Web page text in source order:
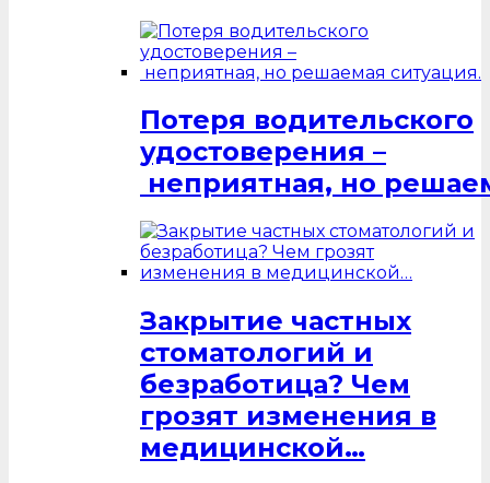
Потеря водительского
удостоверения –
неприятная, но
Закрытие частных
стоматологий и
безработица? Чем
грозят изменения в
медицинской…